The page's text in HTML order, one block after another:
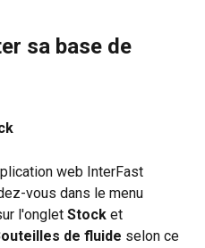
sa base de
web InterFast
vous dans le menu
l'onglet Stock et
de fluide selon ce